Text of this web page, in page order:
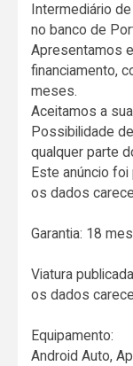
Intermediário
no banco de
Apresentamos
financiamento,
meses.
Aceitamos a
Possibilidade
qualquer parte
Este anúncio
os dados
Garantia: 18
Viatura
os dados
Equipamento:
Android Auto,